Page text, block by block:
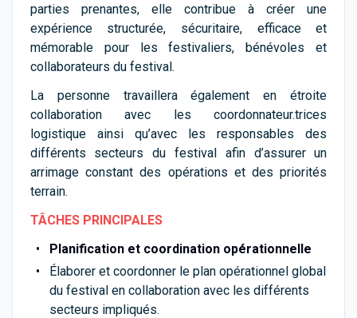
parties prenantes, elle contribue à créer une
expérience structurée, sécuritaire, efficace et
mémorable pour les festivaliers, bénévoles et
collaborateurs du festival.
La personne travaillera également en étroite
collaboration avec les coordonnateur.trices
logistique ainsi qu’avec les responsables des
différents secteurs du festival afin d’assurer un
arrimage constant des opérations et des priorités
terrain.
TÂCHES PRINCIPALES
Planification et coordination opérationnelle
Élaborer et coordonner le plan opérationnel global
du festival en collaboration avec les différents
secteurs impliqués.